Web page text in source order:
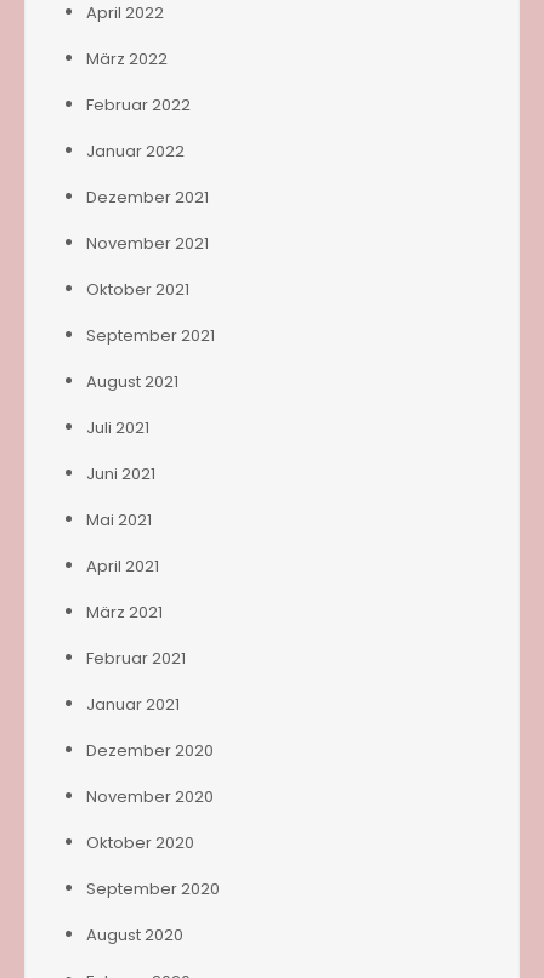
April 2022
März 2022
Februar 2022
Januar 2022
Dezember 2021
November 2021
Oktober 2021
September 2021
August 2021
Juli 2021
Juni 2021
Mai 2021
April 2021
März 2021
Februar 2021
Januar 2021
Dezember 2020
November 2020
Oktober 2020
September 2020
August 2020